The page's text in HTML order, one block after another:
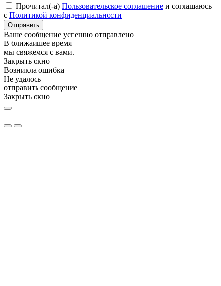
Прочитал(-а) Пользовательское соглашение и соглашаюсь
с Политикой конфиденциальности
Отправить
Ваше сообщение успешно отправлено
В ближайшее время
мы свяжемся с вами.
Закрыть окно
Возникла ошибка
Не удалось
отправить сообщение
Закрыть окно